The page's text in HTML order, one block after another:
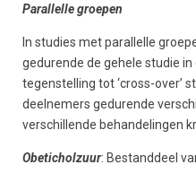
Parallelle groepen
In studies met parallelle
gedurende de gehele studie
tegenstelling tot ‘cross-over’
deelnemers gedurende
verschillende behandelingen
Obeticholzuur: Bestanddeel